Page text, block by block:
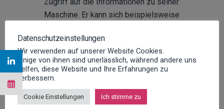
Maschine. Er kann sich beispielsweise
Herstellers, Tätigkeitsberichte der Techniker
oder die aktuelle UVV-Prüfung ansehen.
Stichwort Tickettransparenz: Der Kunde ist
in die Problemlösung transparent
eingebunden.
Datenschutzeinstellungen
Wir verwenden auf unserer Website Cookies.
Einige von ihnen sind unerlässlich, während andere uns
helfen, diese Website und Ihre Erfahrungen zu
verbessern.
Cookie Einstellungen Ich stimme zu